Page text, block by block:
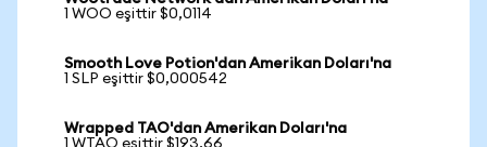
1 WOO eşittir $0,0114
Smooth Love Potion'dan Amerikan Doları'na
1 SLP eşittir $0,000542
Wrapped TAO'dan Amerikan Doları'na
1 WTAO eşittir $193,66